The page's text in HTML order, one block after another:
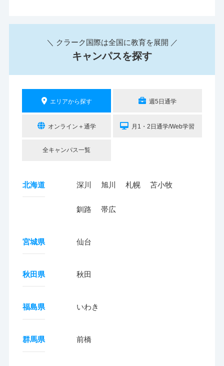
＼ クラーク国際は全国に教育を展開 ／
キャンパスを探す
エリアから探す 週5日通学
オンライン＋通学 月1・2日通学/Web学習
全キャンパス一覧
北海道 深川 旭川 札幌 苫小牧
釧路 帯広
宮城県 仙台
秋田県 秋田
福島県 いわき
群馬県 前橋